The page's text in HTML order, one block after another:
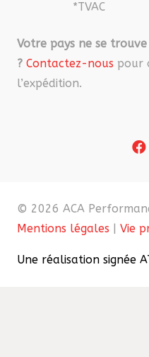
*TVAC
Votre pays ne se
? Contactez-nous pour
l’expédition.
© 2026 ACA
Mentions légales
Vie
Une réalisation signée